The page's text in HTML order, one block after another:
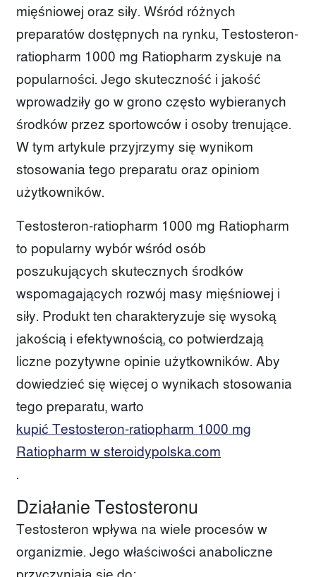
mięśniowej oraz siły. Wśród różnych
preparatów dostępnych na rynku, Testosteron-
ratiopharm 1000 mg Ratiopharm zyskuje na
popularności. Jego skuteczność i jakość
wprowadziły go w grono często wybieranych
środków przez sportowców i osoby trenujące.
W tym artykule przyjrzymy się wynikom
stosowania tego preparatu oraz opiniom
użytkowników.
Testosteron-ratiopharm 1000 mg Ratiopharm
to popularny wybór wśród osób
poszukujących skutecznych środków
wspomagających rozwój masy mięśniowej i
siły. Produkt ten charakteryzuje się wysoką
jakością i efektywnością, co potwierdzają
liczne pozytywne opinie użytkowników. Aby
dowiedzieć się więcej o wynikach stosowania
tego preparatu, warto
kupić Testosteron-ratiopharm 1000 mg
Ratiopharm w steroidypolska.com
.
Działanie Testosteronu
Testosteron wpływa na wiele procesów w
organizmie. Jego właściwości anaboliczne